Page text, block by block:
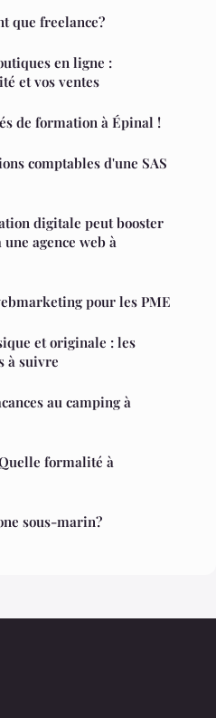
que freelance?
en ligne :
et vos ventes
de formation à Épinal !
comptables d'une SAS
digitale peut booster
agence web à
pour les PME
et originale : les
à suivre
au camping à
formalité à
sous-marin?